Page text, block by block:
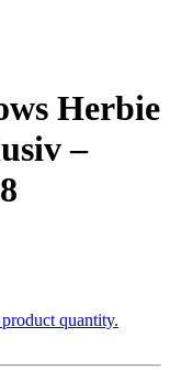
Herbie
–
quantity.